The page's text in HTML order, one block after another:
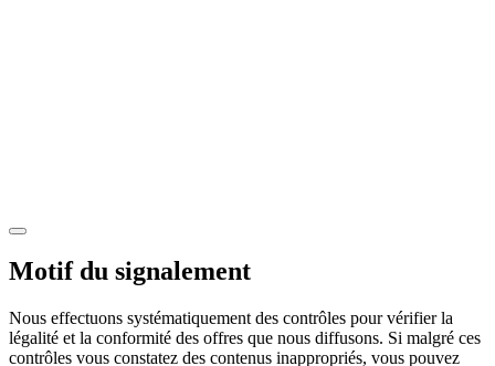
Motif du signalement
Nous effectuons systématiquement des contrôles pour vérifier la
légalité et la conformité des offres que nous diffusons. Si malgré ces
contrôles vous constatez des contenus inappropriés, vous pouvez